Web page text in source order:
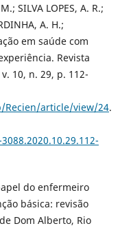
SILVA LOPES, A. R.;
A. H.;
em saúde com
Revista
10, n. 29, p. 112-
article/view/24.
papel do enfermeiro
básica: revisão
Dom Alberto, Rio